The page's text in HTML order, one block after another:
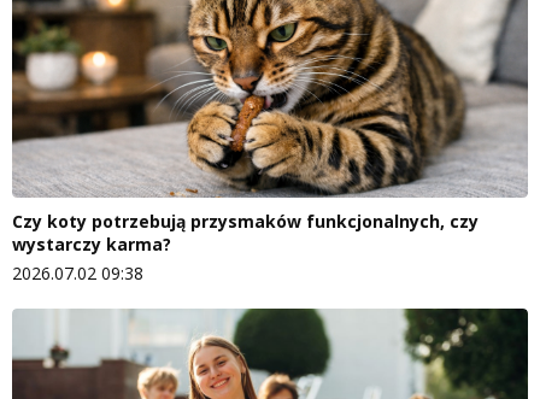
Czy koty potrzebują przysmaków funkcjonalnych, czy
wystarczy karma?
2026.07.02 09:38